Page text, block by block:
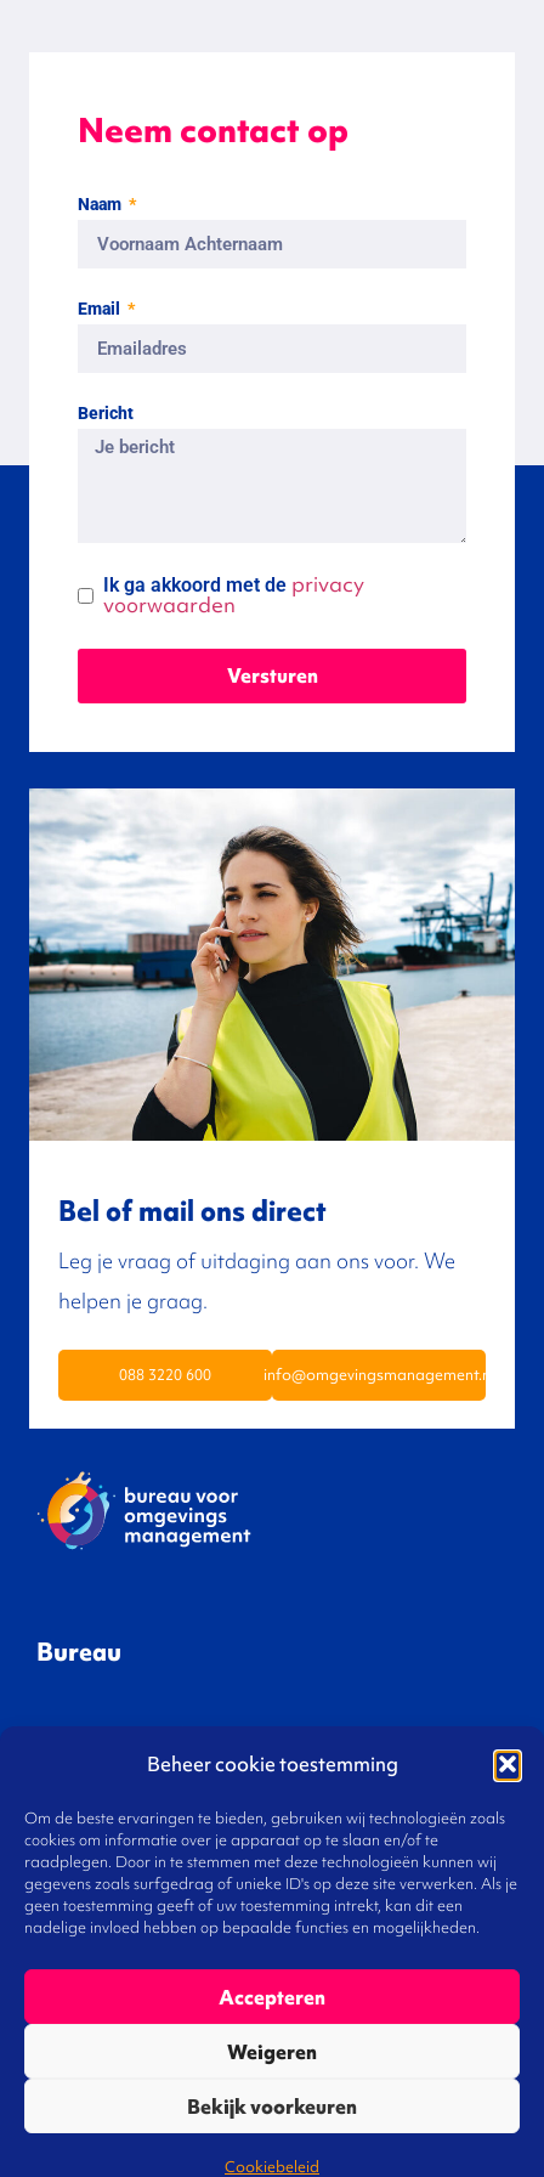
Beheer cookie toestemming
Om de beste ervaringen te bieden, gebruiken wij technologieën zoals
cookies om informatie over je apparaat op te slaan en/of te
raadplegen. Door in te stemmen met deze technologieën kunnen wij
gegevens zoals surfgedrag of unieke ID's op deze site verwerken. Als je
geen toestemming geeft of uw toestemming intrekt, kan dit een
nadelige invloed hebben op bepaalde functies en mogelijkheden.
Accepteren
Weigeren
Bekijk voorkeuren
Cookiebeleid
Neem contact op
Naam
Email
Bericht
Ik ga akkoord met de privacy
voorwaarden
Versturen
Bel of mail ons direct
Leg je vraag of uitdaging aan ons voor. We
helpen je graag.
088 3220 600 info@omgevingsmanagement.nl
Bureau
Gespreksleiders
Ons team
Werken bij
Contact
De Norm
Bureau voor omgevingsmanagement voldoet aan